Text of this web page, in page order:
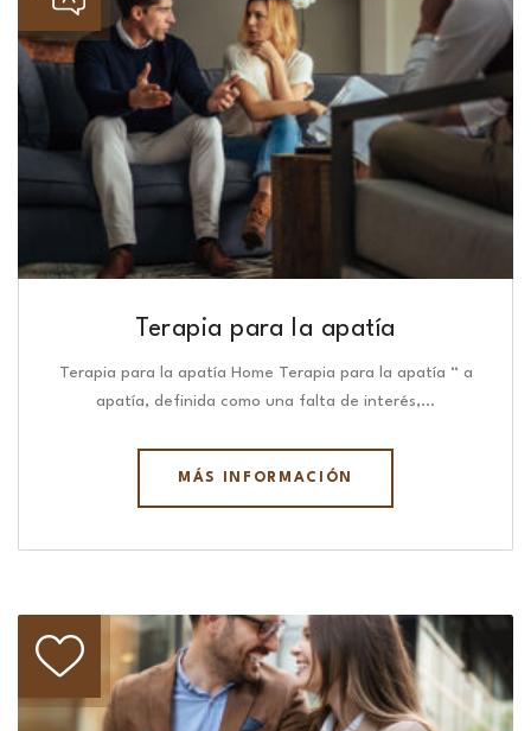
Terapia para la apatía
Terapia para la apatía Home Terapia para la apatía “ a
apatía, definida como una falta de interés,…
MÁS INFORMACIÓN